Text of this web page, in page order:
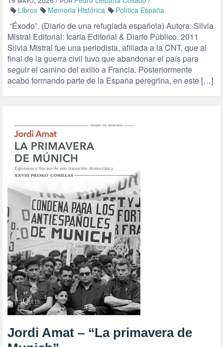
Libros
Memoria Histórica Política España
“Éxodo”. (Diario de una refugiada española) Autora: Silvia
Mistral Editorial: Icaria Editorial & Diario Público. 2011
Silvia Mistral fue una periodista, afiliada a la CNT, que al
final de la guerra civil tuvo que abandonar el país para
seguir el camino del exilio a Francia. Posteriormente
acabó formando parte de la España peregrina, en este […]
Jordi Amat – “La primavera de